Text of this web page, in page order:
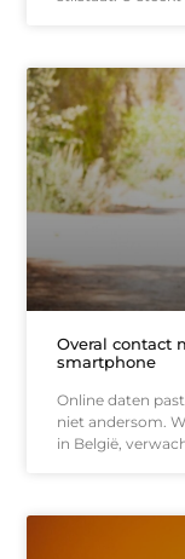
Overal contact
smartphone
Online daten
niet andersom.
in België,